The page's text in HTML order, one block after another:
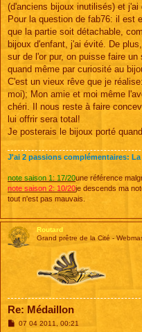
(d'anciens bijoux inutilisés) et j'ai
Pour la question de fab76: il est
que la partie soit détachable,
bijoux d'enfant, j'ai évité. De
sur de l'or pur, on puisse faire
quand même par curiosité au
C'est un vieux rêve que je
moi); Mon amie et moi même
chéri. Il nous reste à faire
lui offrir sera total!
Je posterais le bijoux porté
J'ai 2 passions complémentaires: La
note saison 1: 17/20une référence
note saison 2: 10/20je descends ma
tout n'est pas mauvais.
Routard
Grand prêtre de la Cité -
Re: Médaillon
M07 04 2011, 00:21